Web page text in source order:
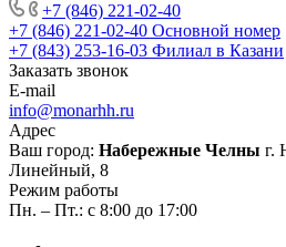
+7 (846) 221-02-40
+7 (846) 221-02-40 Основной номер
+7 (843) 253-16-03 Филиал в Казани
Заказать звонок
E-mail
info@monarhh.ru
Адрес
Ваш город: Набережные Челны г.
Линейный, 8
Режим работы
Пн. – Пт.: с 8:00 до 17:00